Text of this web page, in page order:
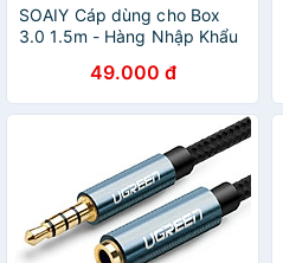
SOAIY Cáp dùng cho Box
3.0 1.5m - Hàng Nhập Khẩu
49.000 đ